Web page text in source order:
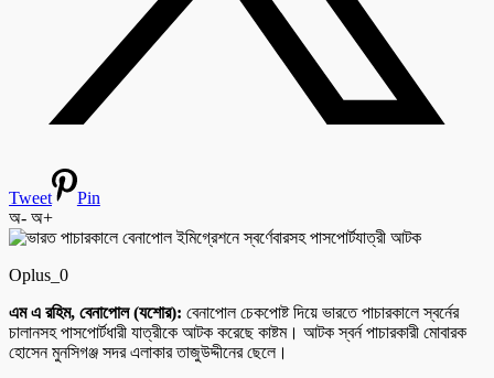
Tweet
Pin
অ- অ+
Oplus_0
এম এ রহিম, বেনাপোল (যশোর): বেনাপোল চেকপোষ্ট দিয়ে ভারতে পাচারকালে স্বর্নের
চালানসহ পাসপোর্টধারী যাত্রীকে আটক করেছে কাষ্টম। আটক স্বর্ন পাচারকারী মোবারক
হোসেন মুনসিগঞ্জ সদর এলাকার তাজুউদ্দীনের ছেলে।